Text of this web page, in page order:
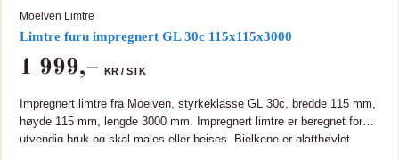
Moelven Limtre
Limtre furu impregnert GL 30c 115x115x3000
1 999,– KR / STK
Impregnert limtre fra Moelven, styrkeklasse GL 30c, bredde 115 mm,
høyde 115 mm, lengde 3000 mm. Impregnert limtre er beregnet for
utvendig bruk og skal males eller beises. Bjelkene er glatthøvlet.